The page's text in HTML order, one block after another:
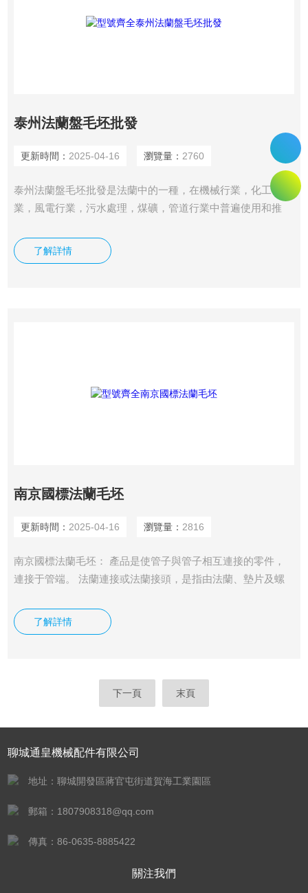
泰州法蘭盤毛坯批發
更新時間： 2025-04-16 瀏覽量： 2760
泰州法蘭盤毛坯批發是法蘭中的一種，在機械行業，化工行
業，風電行業，污水處理，煤礦，管道行業中普遍使用和推
沒有大口徑的。在現實的生產與銷售中，還是平焊產品的比例
占得多。平焊大口徑法蘭和對焊大口徑法蘭的結構和使用的范
了解詳情
南京國標法蘭毛坯
更新時間： 2025-04-16 瀏覽量： 2816
南京國標法蘭毛坯： 產品是使管子與管子相互連接的零件，
連接于管端。 法蘭連接或法蘭接頭，是指由法蘭、墊片及螺
系指管道裝，
了解詳情
下一頁 末頁
聊城通皇機械配件有限公司
地址：聊城開發區蔣官屯街道賀海工業園區
郵箱：1807908318@qq.com
傳真：86-0635-8885422
關注我們